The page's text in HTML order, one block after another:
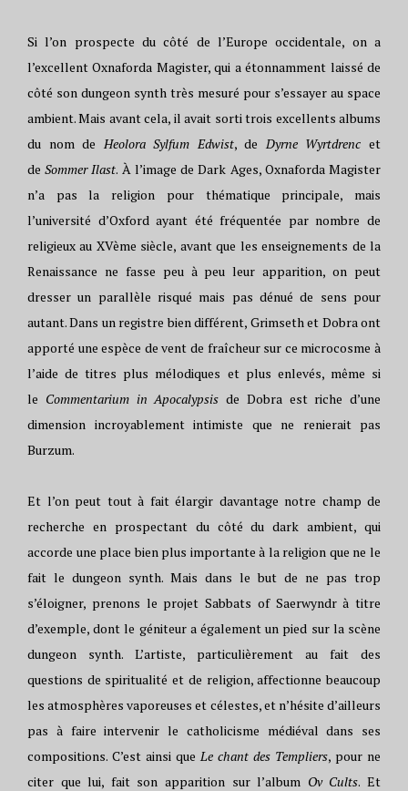
Si l’on prospecte du côté de l’Europe occidentale, on a
l’excellent Oxnaforda Magister, qui a étonnamment laissé de
côté son dungeon synth très mesuré pour s’essayer au space
ambient. Mais avant cela, il avait sorti trois excellents albums
du nom de Heolora Sylfum Edwist, de Dyrne Wyrtdrenc et
deSommer Ilast. À l’image de Dark Ages, Oxnaforda Magister
n’a pas la religion pour thématique principale, mais
l’université d’Oxford ayant été fréquentée par nombre de
religieux au XVème siècle, avant que les enseignements de la
Renaissance ne fasse peu à peu leur apparition, on peut
dresser un parallèle risqué mais pas dénué de sens pour
autant. Dans un registre bien différent, Grimseth et Dobra ont
apporté une espèce de vent de fraîcheur sur ce microcosme à
l’aide de titres plus mélodiques et plus enlevés, même si
le Commentarium in Apocalypsis de Dobra est riche d’une
dimension incroyablement intimiste que ne renierait pas
Burzum.
Et l’on peut tout à fait élargir davantage notre champ de
recherche en prospectant du côté du dark ambient, qui
accorde une place bien plus importante à la religion que ne le
fait le dungeon synth. Mais dans le but de ne pas trop
s’éloigner, prenons le projet Sabbats of Saerwyndr à titre
d’exemple, dont le géniteur a également un pied sur la scène
dungeon synth. L’artiste, particulièrement au fait des
questions de spiritualité et de religion, affectionne beaucoup
les atmosphères vaporeuses et célestes, et n’hésite d’ailleurs
pas à faire intervenir le catholicisme médiéval dans ses
compositions. C’est ainsi que Le chant des Templiers, pour ne
citer que lui, fait son apparition sur l’album Ov Cults. Et